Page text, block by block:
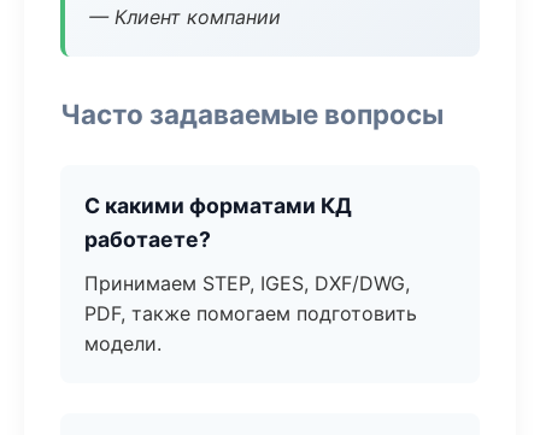
— Клиент компании
Часто задаваемые вопросы
С какими форматами КД
работаете?
Принимаем STEP, IGES, DXF/DWG,
PDF, также помогаем подготовить
модели.